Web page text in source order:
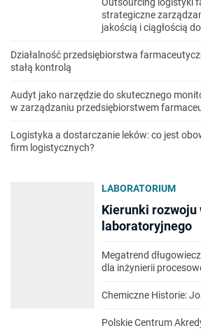
strategiczne
jakością i ciągłością
Działalność przedsiębiorstwa
stałą kontrolą
Audyt jako narzędzie do skutecznego
w zarządzaniu przedsiębiorstwem
Logistyka a dostarczanie leków: co jest
firm logistycznych?
LABORATORIUM
Kierunki rozwoju
laboratoryjnego
Megatrend
dla inżynierii
Chemiczne Historie:
Polskie Centrum